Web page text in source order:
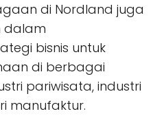
di Nordland juga
dalam
bisnis untuk
di berbagai
pariwisata, industri
manufaktur.